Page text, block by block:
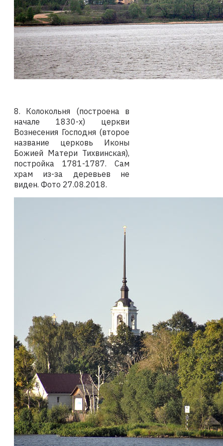
8.
Колокольня (построена в
начале 1830-х) церкви
Вознесения Господня (второе
название церковь Иконы
Божией Матери Тихвинская),
постройка 1781-1787. Сам
храм из-за деревьев не
виден. Фото 27.08.2018.